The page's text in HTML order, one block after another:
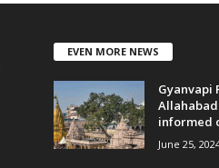
EVEN MORE NEWS
Gyanvapi
informed
June 25,